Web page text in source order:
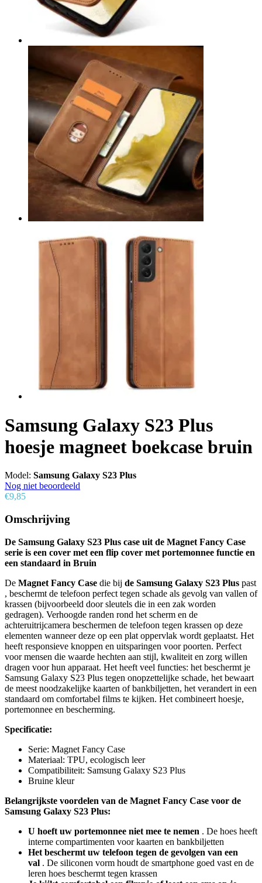
Samsung Galaxy S23 Plus
hoesje magneet boekcase bruin
Model: Samsung Galaxy S23 Plus
Nog niet beoordeeld
€9,85
Omschrijving
De Samsung Galaxy S23 Plus case uit de Magnet Fancy Case
serie is een cover met een flip cover met portemonnee functie en
een standaard in Bruin
De Magnet Fancy Case die bij de Samsung Galaxy S23 Plus past
, beschermt de telefoon perfect tegen schade als gevolg van vallen of
krassen (bijvoorbeeld door sleutels die in een zak worden
gedragen). Verhoogde randen rond het scherm en de
achteruitrijcamera beschermen de telefoon tegen krassen op deze
elementen wanneer deze op een plat oppervlak wordt geplaatst. Het
heeft responsieve knoppen en uitsparingen voor poorten. Perfect
voor mensen die waarde hechten aan stijl, kwaliteit en zorg willen
dragen voor hun apparaat. Het heeft veel functies: het beschermt je
Samsung Galaxy S23 Plus tegen onopzettelijke schade, het bewaart
de meest noodzakelijke kaarten of bankbiljetten, het verandert in een
standaard om comfortabel films te kijken. Het combineert hoesje,
portemonnee en bescherming.
Specificatie:
Serie: Magnet Fancy Case
Materiaal: TPU, ecologisch leer
Compatibiliteit: Samsung Galaxy S23 Plus
Bruine kleur
Belangrijkste voordelen van de Magnet Fancy Case voor de
Samsung Galaxy S23 Plus:
U hoeft uw portemonnee niet mee te nemen . De hoes heeft
interne compartimenten voor kaarten en bankbiljetten
Het beschermt uw telefoon tegen de gevolgen van een
val . De siliconen vorm houdt de smartphone goed vast en de
leren hoes beschermt tegen krassen